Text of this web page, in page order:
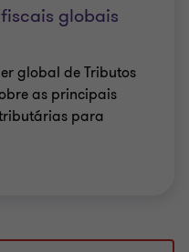
globais
global de Tributos
as principais
para